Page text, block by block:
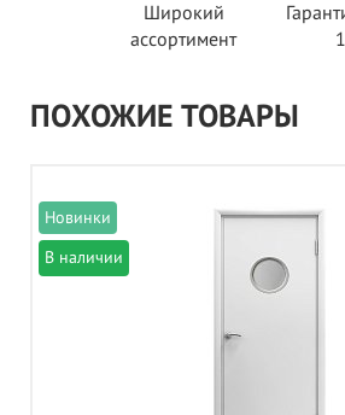
Широкий
ассортимент
ПОХОЖИЕ ТОВАРЫ
В наличии